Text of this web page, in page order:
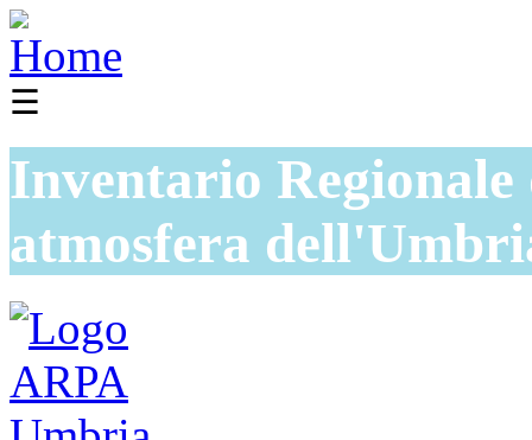
☰
Inventario
atmosfera